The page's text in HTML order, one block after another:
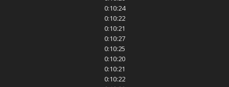
0:10:24
0:10:22
0:10:21
0:10:27
0:10:25
0:10:20
0:10:21
0:10:22